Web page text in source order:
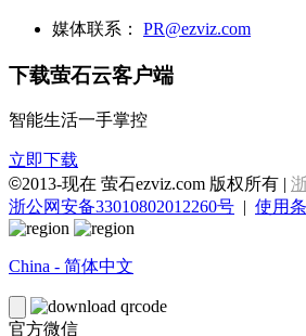
媒体联系： PR@ezviz.com
下载萤石云客户端
智能生活一手掌控
立即下载
©2013-现在 萤石ezviz.com 版权所有 |
浙公网安备33010802012260号 | 使用
China - 简体中文
官方微信